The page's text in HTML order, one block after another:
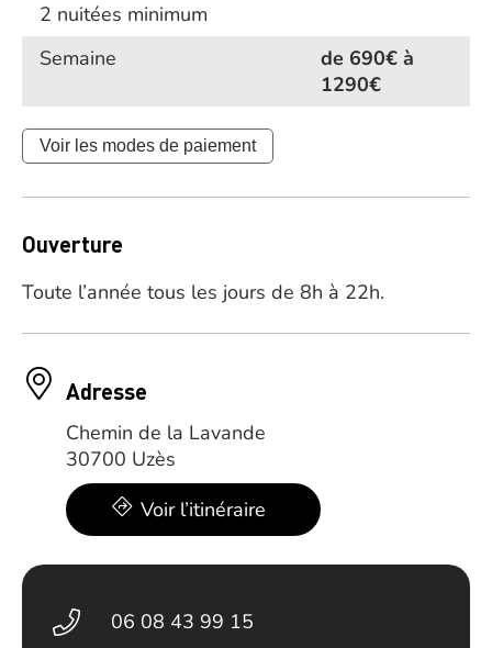
2 nuitées minimum
Semaine
de 690€ à
1290€
Voir les modes de paiement
Ouverture
Toute l’année tous les jours de 8h à 22h.
Adresse
Chemin de la Lavande
30700 Uzès
Voir l’itinéraire
06 08 43 99 15